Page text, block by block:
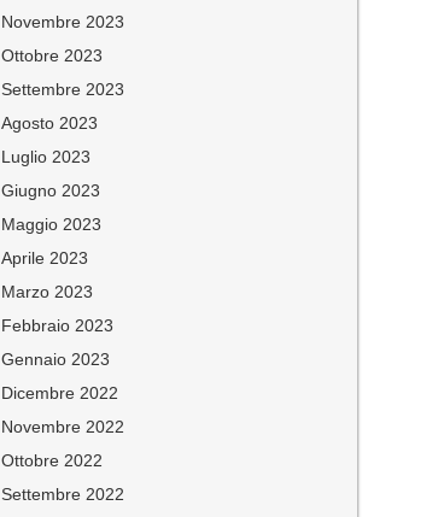
Novembre 2023
Ottobre 2023
Settembre 2023
Agosto 2023
Luglio 2023
Giugno 2023
Maggio 2023
Aprile 2023
Marzo 2023
Febbraio 2023
Gennaio 2023
Dicembre 2022
Novembre 2022
Ottobre 2022
Settembre 2022